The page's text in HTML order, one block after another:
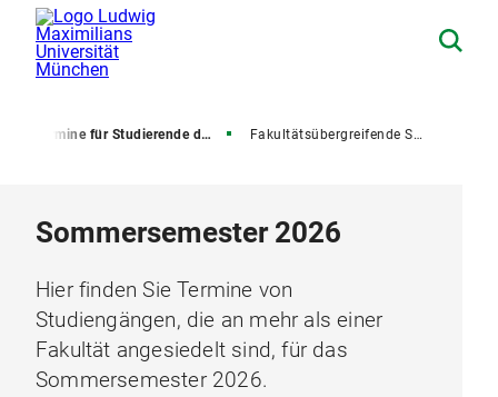
Termine für Studierende der Fakultäten 01, 02 und 09 - 15 (Belegung / Prüfungsanmeldung / Bescheidszeitraum) Fakultätsübergreifende Studiengänge - Termine im aktuellen Semester
Sommersemester 2026
Hier finden Sie Termine von
Studiengängen, die an mehr als einer
Fakultät angesiedelt sind, für das
Sommersemester 2026.